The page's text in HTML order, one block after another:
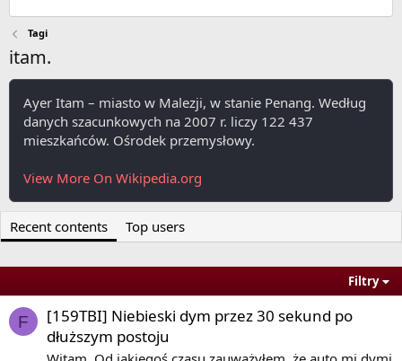
Tagi
itam.
Ayer Itam – miasto w Malezji, w stanie Penang. Według
danych szacunkowych na 2007 r. liczy 122 437
mieszkańców. Ośrodek przemysłowy.
View More On Wikipedia.org
Recent contents Top users
Filtry
F
[159TBI] Niebieski dym przez 30 sekund po
dłuższym postoju